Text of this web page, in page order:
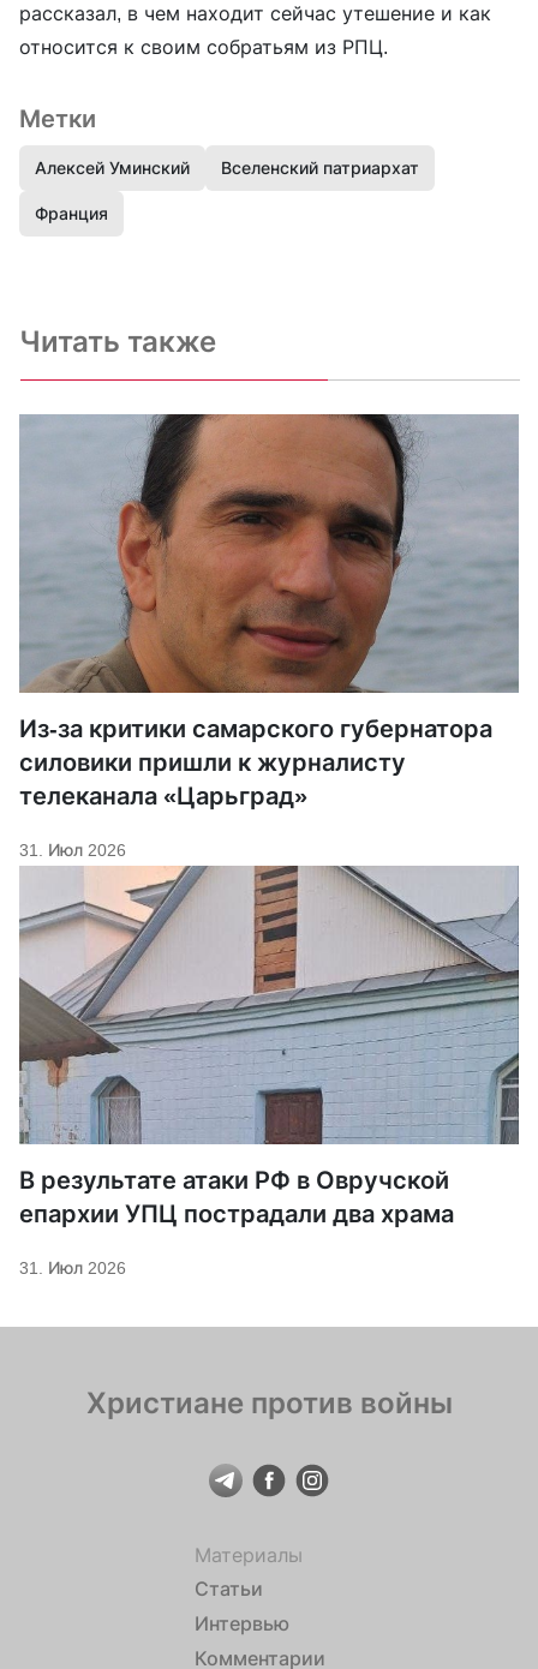
рассказал, в чем находит сейчас утешение и как
относится к своим собратьям из РПЦ.
Метки
Алексей Уминский Вселенский патриархат
Франция
Читать также
Из-за критики самарского губернатора
силовики пришли к журналисту
телеканала «Царьград»
31. Июл 2026
В результате атаки РФ в Овручской
епархии УПЦ пострадали два храма
31. Июл 2026
Христиане против войны
Материалы
Статьи
Интервью
Комментарии